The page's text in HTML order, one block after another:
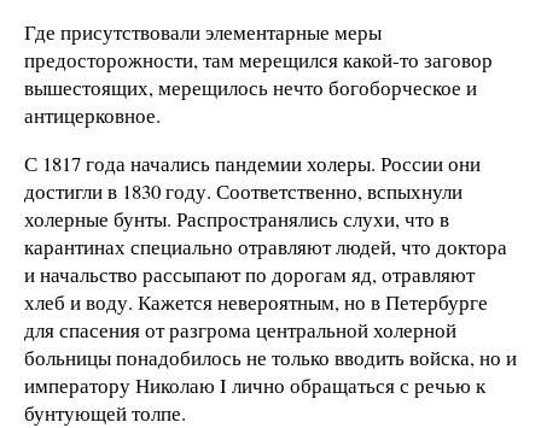
Где присутствовали элементарные меры
предосторожности, там мерещился какой-то заговор
вышестоящих, мерещилось нечто богоборческое и
антицерковное.
С 1817 года начались пандемии холеры. России они
достигли в 1830 году. Соответственно, вспыхнули
холерные бунты. Распространялись слухи, что в
карантинах специально отравляют людей, что доктора
и начальство рассыпают по дорогам яд, отравляют
хлеб и воду. Кажется невероятным, но в Петербурге
для спасения от разгрома центральной холерной
больницы понадобилось не только вводить войска, но и
императору Николаю I лично обращаться с речью к
бунтующей толпе.